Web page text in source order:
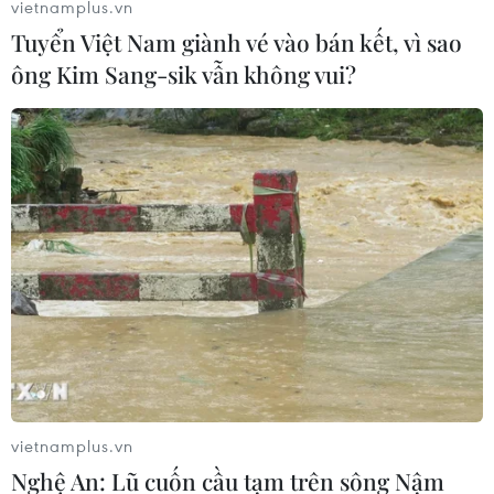
Mỹ-Nhật tập trận chung trên không sau
khi Triều Tiên phóng tên lửa
13/04/2023 12:35
Cuộc tập trận diễn ra trong bối cảnh môi trường an ninh
quanh Nhật Bản đang ngày càng nghiêm trọng, nhất là
sau khi Triều Tiên phóng các tên lửa có thể là tên lửa
đạn đạo xuyên lục địa (ICBM).
vietnamplus.vn
Tuyển Việt Nam giành vé vào bán kết, vì sao
ông Kim Sang-sik vẫn không vui?
vietnamplus.vn
Nghệ An: Lũ cuốn cầu tạm trên sông Nậm